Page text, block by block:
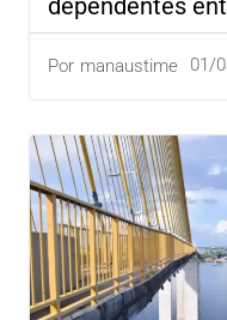
Por manaustime 01/
dependentes